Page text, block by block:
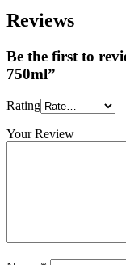
Reviews
Be the first to
750ml”
Rating
Your Review